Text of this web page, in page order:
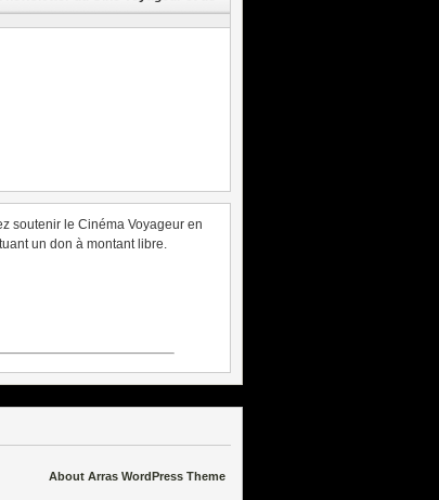
soutenir le Cinéma Voyageur en
un don à montant libre.
About Arras WordPress Theme